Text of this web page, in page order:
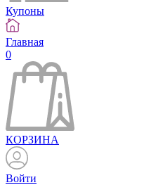
Купоны
Главная
0
КОРЗИНА
Войти